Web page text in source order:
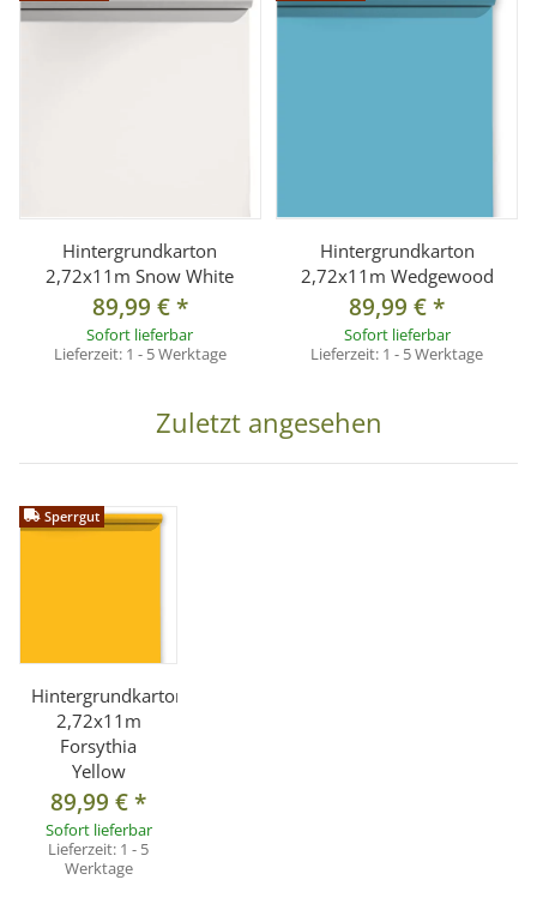
Hintergrundkarton
2,72x11m Snow White
89,99 €*
Sofort lieferbar
Lieferzeit: 1 - 5 Werktage
Hintergrundkarton
2,72x11m Wedgewood
89,99 €*
Sofort lieferbar
Lieferzeit: 1 - 5 Werktage
Zuletzt angesehen
Sperrgut
Hintergrundkarton
2,72x11m
Forsythia
Yellow
89,99 €*
Sofort lieferbar
Lieferzeit: 1 - 5
Werktage